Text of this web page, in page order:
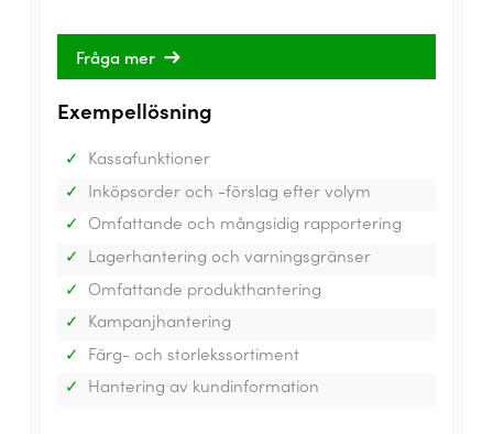
Fråga mer
Exempellösning
Kassafunktioner
Inköpsorder och -förslag efter volym
Omfattande och mångsidig rapportering
Lagerhantering och varningsgränser
Omfattande produkthantering
Kampanjhantering
Färg- och storlekssortiment
Hantering av kundinformation